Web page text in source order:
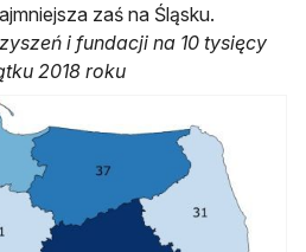
zaś na Śląsku.
i fundacji na 10 tysięcy
2018 roku